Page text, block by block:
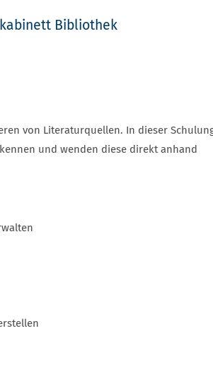
Bibliothek
von Literaturquellen. In dieser
und wenden diese direkt anhand